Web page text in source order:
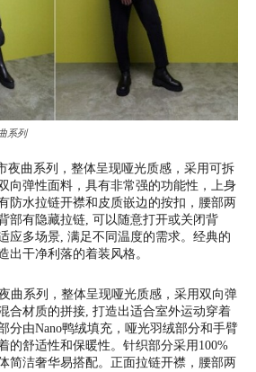
系列
夜曲系列，整体呈现哑光质感，采用可拆
向弹性面料，具有非常强的功能性，上身
防水拉链开襟和皮质嵌边的按扣，腰部两
部有隐藏拉链, 可以随意打开或关闭背
应多场景, 满足不同温度的需求。经典的
出干净利落的着装风格。
曲系列，整体呈现哑光质感，采用双向弹
合材质的拼接, 打造出适合室外运动穿着
分由Nano鸭绒填充，哑光羽绒部分和手臂
的舒适性和保暖性。针织部分采用100%
简洁奢华易搭配。正面拉链开襟，腰部两